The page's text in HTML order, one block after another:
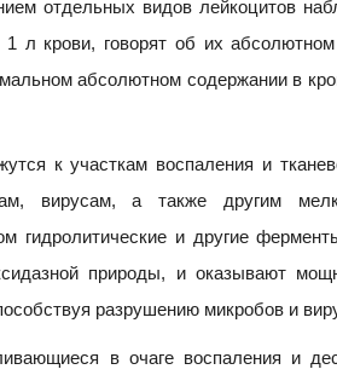
отдельных видов лейкоцитов
1 л крови, говорят об их
абсолютном содержании в
к участкам воспаления и
вирусам, а также другим
гидролитические и другие
природы, и оказывают
разрушению микробов и
в очаге воспаления и